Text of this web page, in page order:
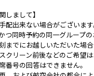
しまして】
配出来ない場合がございます
つ同時予約の同一グループの
までにお越しいただいた場合
クリーン前後などのご希望は
番号の回答はできません。